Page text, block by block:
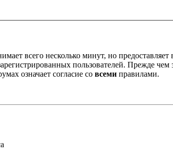
всего несколько минут, но
пользователей. Прежде чем
означает согласие со всеми правилами.